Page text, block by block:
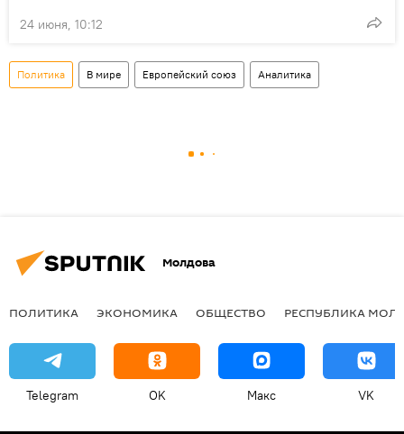
24 июня, 10:12
Политика В мире Европейский союз Аналитика
Молдова
ПОЛИТИКА ЭКОНОМИКА ОБЩЕСТВО РЕСПУБЛИКА
Telegram OK Макс VK